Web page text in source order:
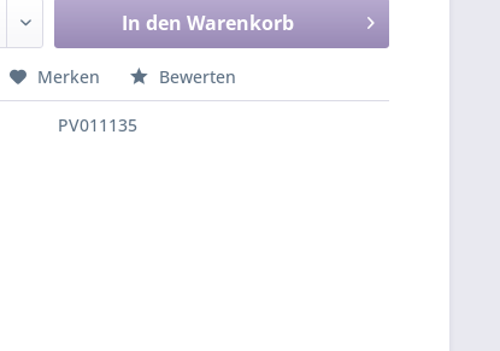
In den Warenkorb
Merken Bewerten
PV011135